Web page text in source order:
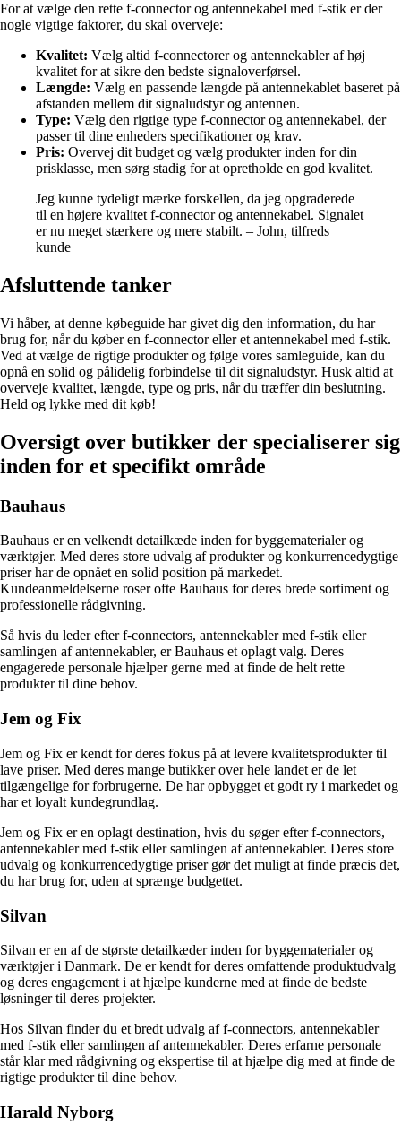
For at vælge den rette f-connector og antennekabel med f-stik er der
nogle vigtige faktorer, du skal overveje:
Kvalitet: Vælg altid f-connectorer og antennekabler af høj
kvalitet for at sikre den bedste signaloverførsel.
Længde: Vælg en passende længde på antennekablet baseret på
afstanden mellem dit signaludstyr og antennen.
Type: Vælg den rigtige type f-connector og antennekabel, der
passer til dine enheders specifikationer og krav.
Pris: Overvej dit budget og vælg produkter inden for din
prisklasse, men sørg stadig for at opretholde en god kvalitet.
Jeg kunne tydeligt mærke forskellen, da jeg opgraderede
til en højere kvalitet f-connector og antennekabel. Signalet
er nu meget stærkere og mere stabilt. – John, tilfreds
kunde
Afsluttende tanker
Vi håber, at denne købeguide har givet dig den information, du har
brug for, når du køber en f-connector eller et antennekabel med f-stik.
Ved at vælge de rigtige produkter og følge vores samleguide, kan du
opnå en solid og pålidelig forbindelse til dit signaludstyr. Husk altid at
overveje kvalitet, længde, type og pris, når du træffer din beslutning.
Held og lykke med dit køb!
Oversigt over butikker der specialiserer sig
inden for et specifikt område
Bauhaus
Bauhaus er en velkendt detailkæde inden for byggematerialer og
værktøjer. Med deres store udvalg af produkter og konkurrencedygtige
priser har de opnået en solid position på markedet.
Kundeanmeldelserne roser ofte Bauhaus for deres brede sortiment og
professionelle rådgivning.
Så hvis du leder efter f-connectors, antennekabler med f-stik eller
samlingen af antennekabler, er Bauhaus et oplagt valg. Deres
engagerede personale hjælper gerne med at finde de helt rette
produkter til dine behov.
Jem og Fix
Jem og Fix er kendt for deres fokus på at levere kvalitetsprodukter til
lave priser. Med deres mange butikker over hele landet er de let
tilgængelige for forbrugerne. De har opbygget et godt ry i markedet og
har et loyalt kundegrundlag.
Jem og Fix er en oplagt destination, hvis du søger efter f-connectors,
antennekabler med f-stik eller samlingen af antennekabler. Deres store
udvalg og konkurrencedygtige priser gør det muligt at finde præcis det,
du har brug for, uden at sprænge budgettet.
Silvan
Silvan er en af de største detailkæder inden for byggematerialer og
værktøjer i Danmark. De er kendt for deres omfattende produktudvalg
og deres engagement i at hjælpe kunderne med at finde de bedste
løsninger til deres projekter.
Hos Silvan finder du et bredt udvalg af f-connectors, antennekabler
med f-stik eller samlingen af antennekabler. Deres erfarne personale
står klar med rådgivning og ekspertise til at hjælpe dig med at finde de
rigtige produkter til dine behov.
Harald Nyborg